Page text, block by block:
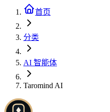
首页
分类
AI 智能体
Taromind AI